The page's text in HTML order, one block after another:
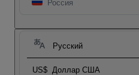
Россия
Русский
US$ Доллар США